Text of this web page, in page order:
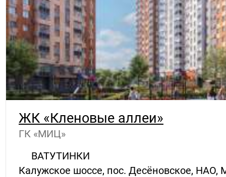
ЖК «Кленовые аллеи»
ГК «МИЦ»
ВАТУТИНКИ
Калужское шоссе, пос. Десёновское, НАО,